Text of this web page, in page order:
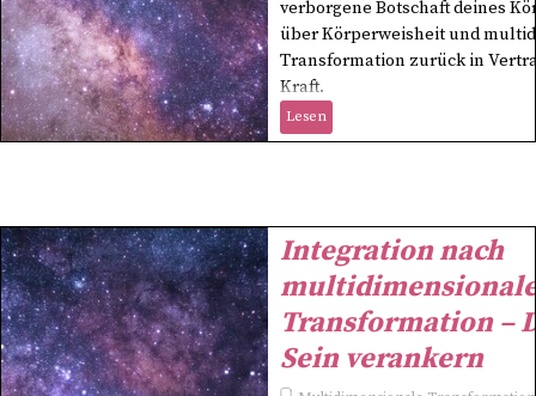
verborgene Botschaft deines
über Körperweisheit und
Transformation zurück in
Kraft.
Lesen
Integration nach
Transformation –
Sein verankern